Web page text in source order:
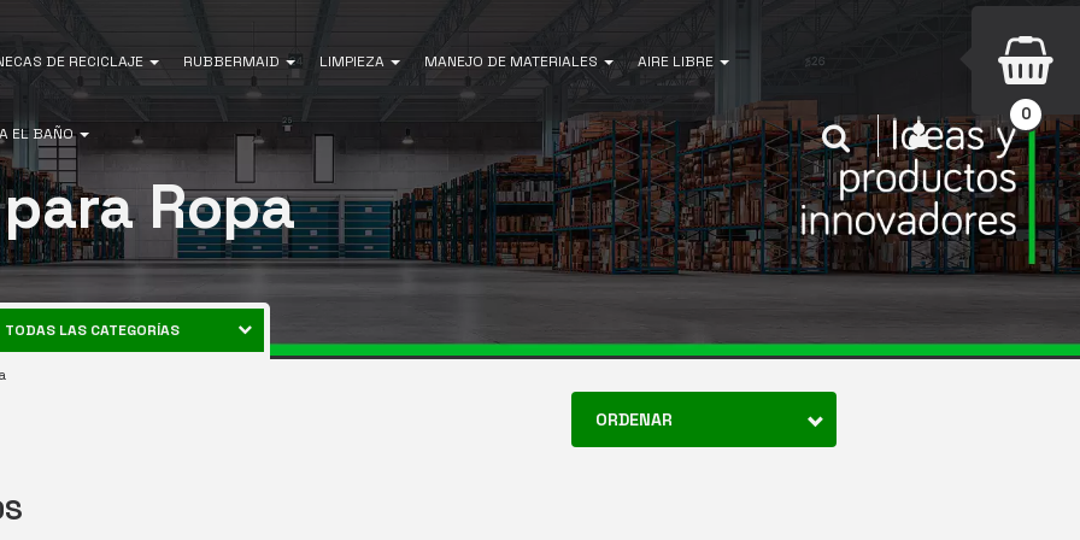
DE RECICLAJE RUBBERMAID LIMPIEZA MANEJO DE MATERIALES AIRE LIBRE
EL BAÑO INICIAR SESIÓN
Buscar
0
Ropa
TODAS LAS CATEGORÍAS
MANEJO DE MATERIALES
ORDENAR